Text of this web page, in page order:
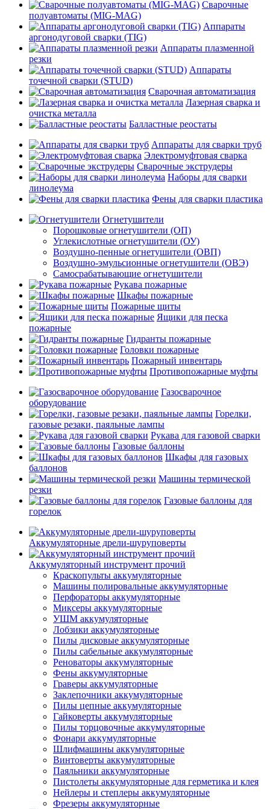
Сварочные
полуавтоматы (MIG-MAG)
Аппараты
аргонодуговой сварки (TIG)
Аппараты плазменной
резки
Аппараты
точечной сварки (STUD)
Сварочная автоматизация
Лазерная сварка и
очистка металла
Балластные реостаты
Аппараты для сварки труб
Электромуфтовая сварка
Сварочные экструдеры
Наборы для сварки
линолеума
Фены для сварки пластика
Огнетушители
Порошковые огнетушители (ОП)
Углекислотные огнетушители (ОУ)
Воздушно-пенные огнетушители (ОВП)
Воздушно-эмульсионные огнетушители (ОВЭ)
Самосрабатывающие огнетушители
Рукава пожарные
Шкафы пожарные
Пожарные щиты
Ящики для песка
пожарные
Гидранты пожарные
Головки пожарные
Пожарный инвентарь
Противопожарные муфты
Газосварочное
оборудование
Горелки,
газовые резаки, паяльные лампы
Рукава для газовой сварки
Газовые баллоны
Шкафы для газовых
баллонов
Машины термической
резки
Газовые баллоны для
горелок
Аккумуляторные дрели-шуруповерты
Аккумуляторный инструмент прочий
Краскопульты аккумуляторные
Машины полировальные аккумуляторные
Перфораторы аккумуляторные
Миксеры аккумуляторные
УШМ аккумуляторные
Лобзики аккумуляторные
Пилы дисковые аккумуляторные
Пилы сабельные аккумуляторные
Реноваторы аккумуляторные
Фены аккумуляторные
Граверы аккумуляторные
Заклепочники аккумуляторные
Пилы цепные аккумуляторные
Гайковерты аккумуляторные
Пилы торцовочные аккумуляторные
Фонари аккумуляторные
Шлифмашины аккумуляторные
Винтоверты аккумуляторные
Паяльники аккумуляторные
Пистолеты аккумуляторные для герметика и клея
Нейлеры и степлеры аккумуляторные
Фрезеры аккумуляторные